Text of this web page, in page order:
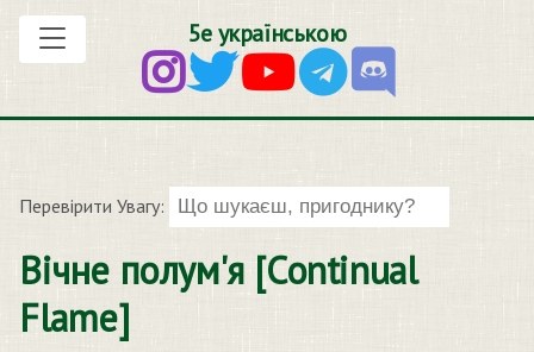
5е українською
Перевірити Увагу:
Вічне полум'я [Continual
Flame]